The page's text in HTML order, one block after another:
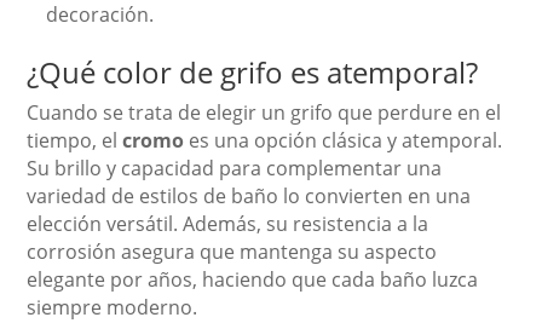
decoración.
¿Qué color de grifo es atemporal?
Cuando se trata de elegir un grifo que perdure en el
tiempo, elcromo es una opción clásica y atemporal.
Su brillo y capacidad para complementar una
variedad de estilos de baño lo convierten en una
elección versátil. Además, su resistencia a la
corrosión asegura que mantenga su aspecto
elegante por años, haciendo que cada baño luzca
siempre moderno.